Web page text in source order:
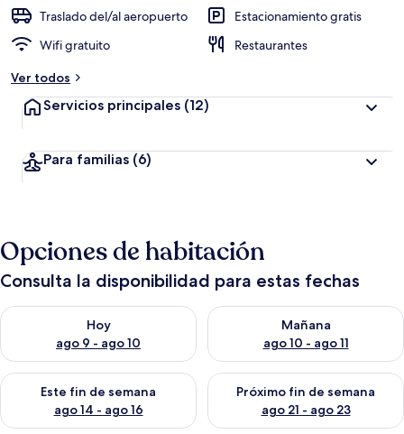
Traslado del/al aeropuerto
Estacionamiento gratis
Wifi gratuito
Restaurantes
Ver todos
Servicios principales (12)
Para familias (6)
Opciones de habitación
Consulta la disponibilidad para estas fechas
Hoy
ago 9 - ago 10
Consulta la disponibilidad para hoy ago 9 - ago 10
Mañana
ago 10 - ago 11
Consulta la disponibilidad
Este fin de semana
ago 14 - ago 16
Consulta la disponibilidad para este fin de semana ago 14 -
Próximo fin de semana
ago 21 - ago 23
Consulta la disponibilidad